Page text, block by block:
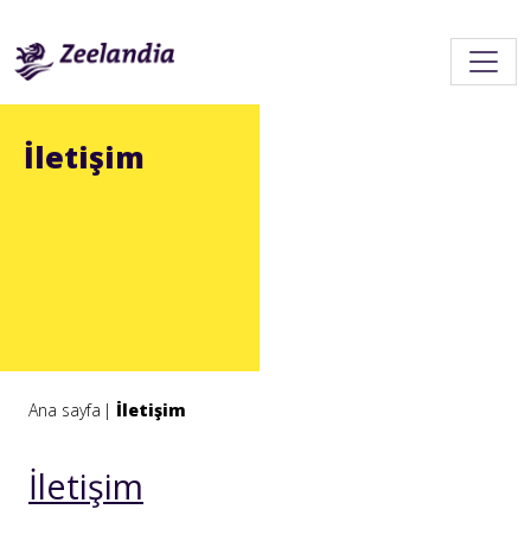
İletişim
Ana sayfa İletişim
İletişim